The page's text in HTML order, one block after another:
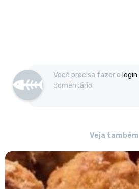
Você precisa fazer o login
comentário.
Veja também